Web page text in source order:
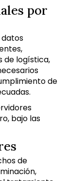
por
datos
de logística,
de
bajo las
de